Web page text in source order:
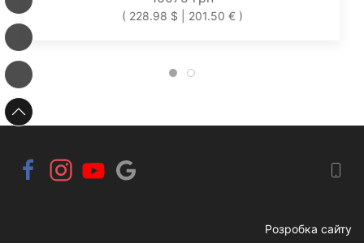
( 228.98 $ | 201.50 € )
Розробка сайту